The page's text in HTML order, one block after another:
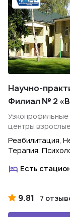
Научно-
Филиал № 2
центры
Реабилитация,
Терапия,
Есть
9.81 7